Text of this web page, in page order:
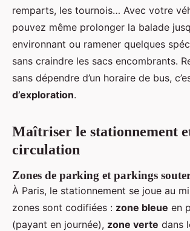
remparts, les tournois… Avec votre
pouvez même prolonger la balade
environnant ou ramener quelques
sans craindre les sacs encombrants.
sans dépendre d’un horaire de bus,
d’exploration.
Maîtriser le stationnement
circulation
Zones de parking et parkings
À Paris, le stationnement se joue au
zones sont codifiées : zone bleue en
(payant en journée), zone verte dans